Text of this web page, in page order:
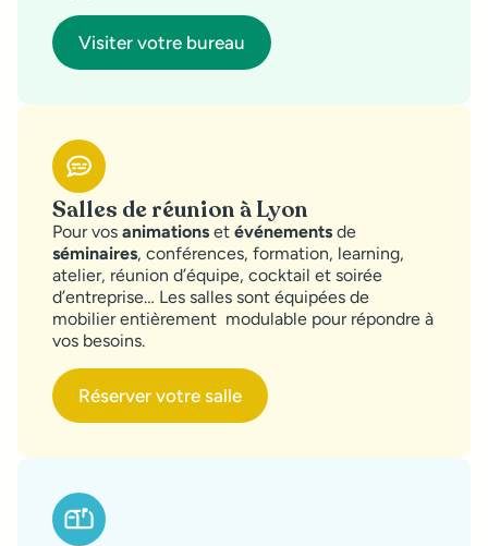
Visiter votre bureau
Salles de réunion à Lyon
Pour vos animations et événements de
séminaires, conférences, formation, learning,
atelier, réunion d’équipe, cocktail et soirée
d’entreprise… Les salles sont équipées de
mobilier entièrement modulable pour répondre à
vos besoins.
Réserver votre salle